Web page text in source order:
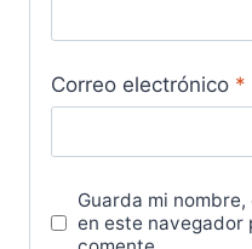
Correo electrónico *
Guarda mi
en este navegador